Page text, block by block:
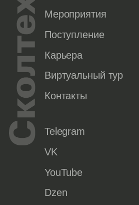
Мероприятия
Поступление
Карьера
Виртуальный тур
Контакты
Telegram
VK
YouTube
Dzen